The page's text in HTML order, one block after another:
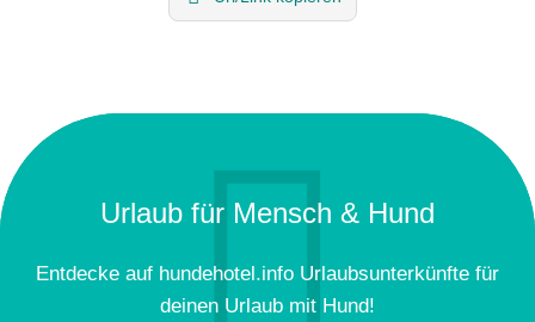
Urlaub für Mensch & Hund
Entdecke auf hundehotel.info Urlaubsunterkünfte für
deinen Urlaub mit Hund!